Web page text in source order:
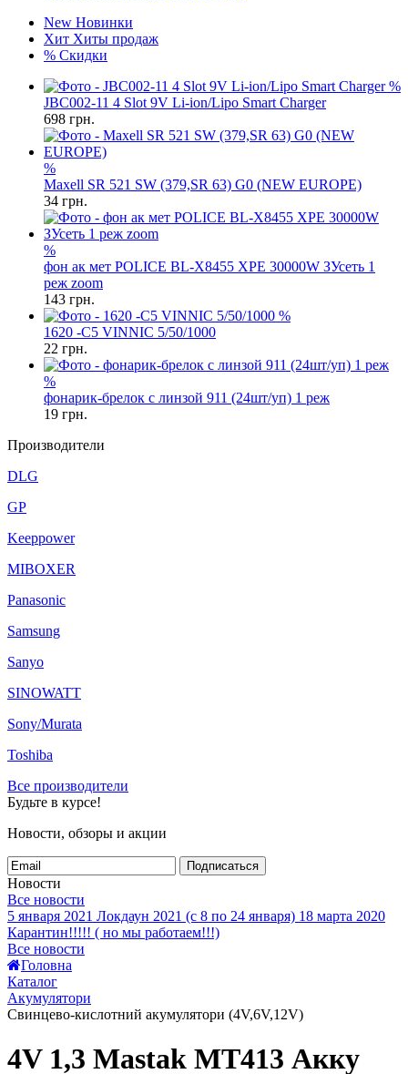
New Новинки
Хит Хиты продаж
% Скидки
%
JBC002-11 4 Slot 9V Li-ion/Lipo Smart Charger
698 грн.
%
Maxell SR 521 SW (379,SR 63) G0 (NEW EUROPE)
34 грн.
%
фон ак мет POLICE BL-X8455 XPE 30000W ЗУсеть 1
реж zoom
143 грн.
%
1620 -C5 VINNIC 5/50/1000
22 грн.
%
фонарик-брелок с линзой 911 (24шт/уп) 1 реж
19 грн.
Производители
DLG
GP
Keeppower
MIBOXER
Panasonic
Samsung
Sanyo
SINOWATT
Sony/Murata
Toshiba
Все производители
Будьте в курсе!
Новости, обзоры и акции
Подписаться
Новости
Все новости
5 января 2021 Локдаун 2021 (с 8 по 24 января) 18 марта 2020
Карантин!!!!! ( но мы работаем!!!)
Все новости
Головна
Каталог
Акумулятори
Свинцево-кислотний акумулятори (4V,6V,12V)
4V 1,3 Mastak MT413 Акку